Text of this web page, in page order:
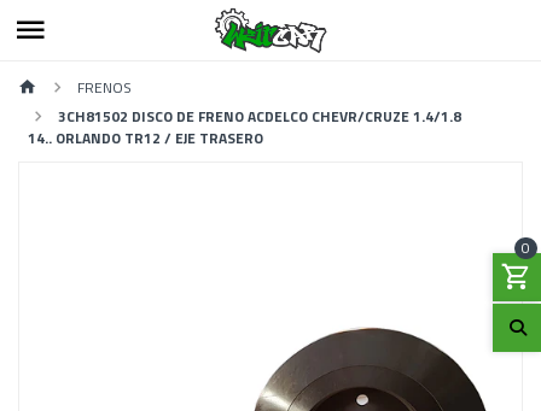
0
FRENOS
3CH81502 DISCO DE FRENO ACDELCO CHEVR/CRUZE 1.4/1.8
14.. ORLANDO TR12 / EJE TRASERO